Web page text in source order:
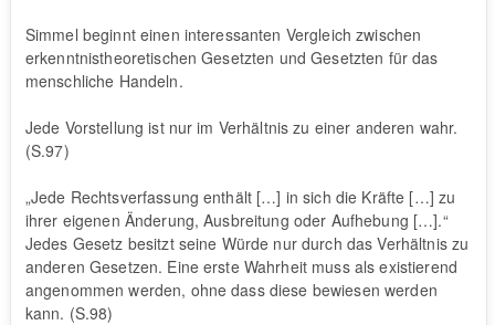
Simmel beginnt einen interessanten Vergleich zwischen
erkenntnistheoretischen Gesetzten und Gesetzten für das
menschliche Handeln.
Jede Vorstellung ist nur im Verhältnis zu einer anderen wahr.
(S.97)
„Jede Rechtsverfassung enthält […] in sich die Kräfte […] zu
ihrer eigenen Änderung, Ausbreitung oder Aufhebung […].“
Jedes Gesetz besitzt seine Würde nur durch das Verhältnis zu
anderen Gesetzen. Eine erste Wahrheit muss als existierend
angenommen werden, ohne dass diese bewiesen werden
kann. (S.98)